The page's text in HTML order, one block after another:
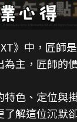
》中，匠師
主，匠師的
特色、定位與
解這位沉默